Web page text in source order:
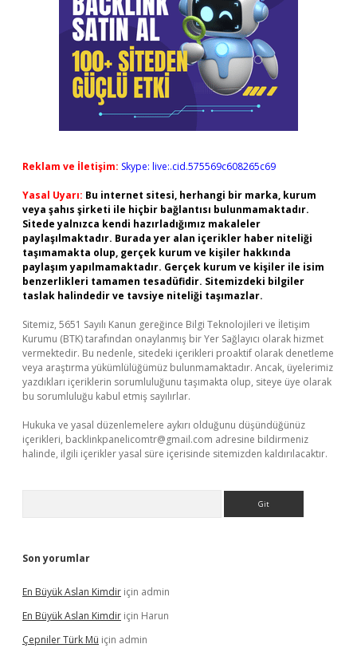
Reklam ve İletişim: Skype: live:.cid.575569c608265c69
Yasal Uyarı: Bu internet sitesi, herhangi bir marka, kurum
veya şahıs şirketi ile hiçbir bağlantısı bulunmamaktadır.
Sitede yalnızca kendi hazırladığımız makaleler
paylaşılmaktadır. Burada yer alan içerikler haber niteliği
taşımamakta olup, gerçek kurum ve kişiler hakkında
paylaşım yapılmamaktadır. Gerçek kurum ve kişiler ile isim
benzerlikleri tamamen tesadüfidir. Sitemizdeki bilgiler
taslak halindedir ve tavsiye niteliği taşımazlar.
Sitemiz, 5651 Sayılı Kanun gereğince Bilgi Teknolojileri ve İletişim
Kurumu (BTK) tarafından onaylanmış bir Yer Sağlayıcı olarak hizmet
vermektedir. Bu nedenle, sitedeki içerikleri proaktif olarak denetleme
veya araştırma yükümlülüğümüz bulunmamaktadır. Ancak, üyelerimiz
yazdıkları içeriklerin sorumluluğunu taşımakta olup, siteye üye olarak
bu sorumluluğu kabul etmiş sayılırlar.
Hukuka ve yasal düzenlemelere aykırı olduğunu düşündüğünüz
içerikleri, backlinkpanelicomtr@gmail.com adresine bildirmeniz
halinde, ilgili içerikler yasal süre içerisinde sitemizden kaldırılacaktır.
Son yorumlar
En Büyük Aslan Kimdir için admin
En Büyük Aslan Kimdir için Harun
Çepniler Türk Mü için admin